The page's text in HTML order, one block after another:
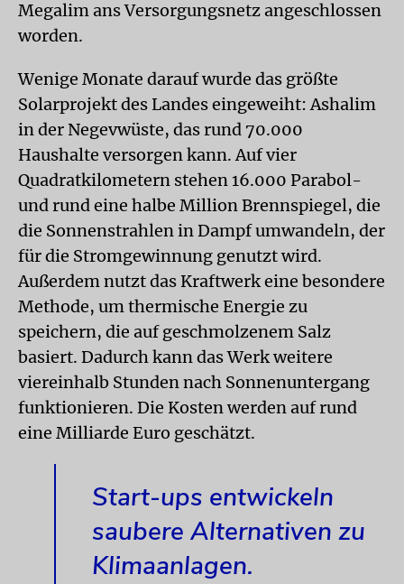
Megalim ans Versorgungsnetz angeschlossen
worden.
Wenige Monate darauf wurde das größte
Solarprojekt des Landes eingeweiht: Ashalim
in der Negevwüste, das rund 70.000
Haushalte versorgen kann. Auf vier
Quadratkilometern stehen 16.000 Parabol-
und rund eine halbe Million Brennspiegel, die
die Sonnenstrahlen in Dampf umwandeln, der
für die Stromgewinnung genutzt wird.
Außerdem nutzt das Kraftwerk eine besondere
Methode, um thermische Energie zu
speichern, die auf geschmolzenem Salz
basiert. Dadurch kann das Werk weitere
viereinhalb Stunden nach Sonnenuntergang
funktionieren. Die Kosten werden auf rund
eine Milliarde Euro geschätzt.
Start-ups entwickeln
saubere Alternativen zu
Klimaanlagen.